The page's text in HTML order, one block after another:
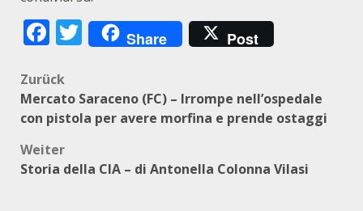
Facebook
Twitter
Share Post
Beitragsnavigation
Zurück
Mercato Saraceno (FC) – Irrompe nell’ospedale
con pistola per avere morfina e prende ostaggi
Weiter
Storia della CIA – di Antonella Colonna Vilasi